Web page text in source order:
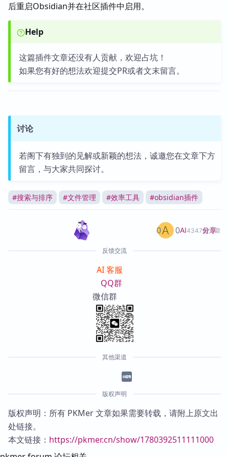
后重启Obsidian并在社区插件中启用。
Help
这篇插件文章还没有人贡献，欢迎占坑！
如果您有好的想法欢迎提交PR或者文末留言。
讨论
若阁下有独到的见解或新颖的想法，诚邀您在文章下方
留言，与大家共同探讨。
#搜索与排序 #文件管理 #效率工具 #obsidian插件
AI4347篇文章
0 0 分享
反馈交流
AI 客服
QQ群
微信群
其他渠道
版权声明
版权声明：所有 PKMer 文章如果需要转载，请附上原文出
处链接。
本文链接： https://pkmer.cn/show/1780392511111000